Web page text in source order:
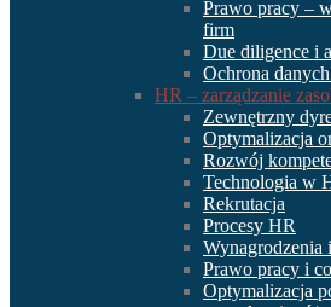
Prawo pracy –
firm
Due diligence i
Ochrona
HR – zarządzanie
Zewnętrzny
Optymalizacja
Rozwój
Technologia w
Rekrutacja
Procesy HR
Wynagrodzenia
Prawo pracy i
Optymalizacja